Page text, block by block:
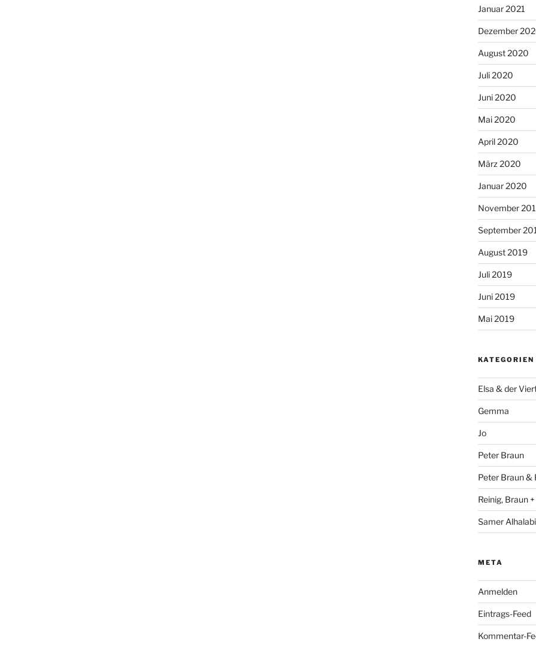
Januar 2021
Dezember
August 2020
Juli 2020
Juni 2020
Mai 2020
April 2020
März 2020
Januar 2020
November
September
August 2019
Juli 2019
Juni 2019
Mai 2019
KATEGORIEN
Elsa & der
Gemma
Jo
Peter Braun
Peter Braun &
Reinig, Braun
Samer Alhalabi
META
Anmelden
Eintrags-Feed
Kommentar-